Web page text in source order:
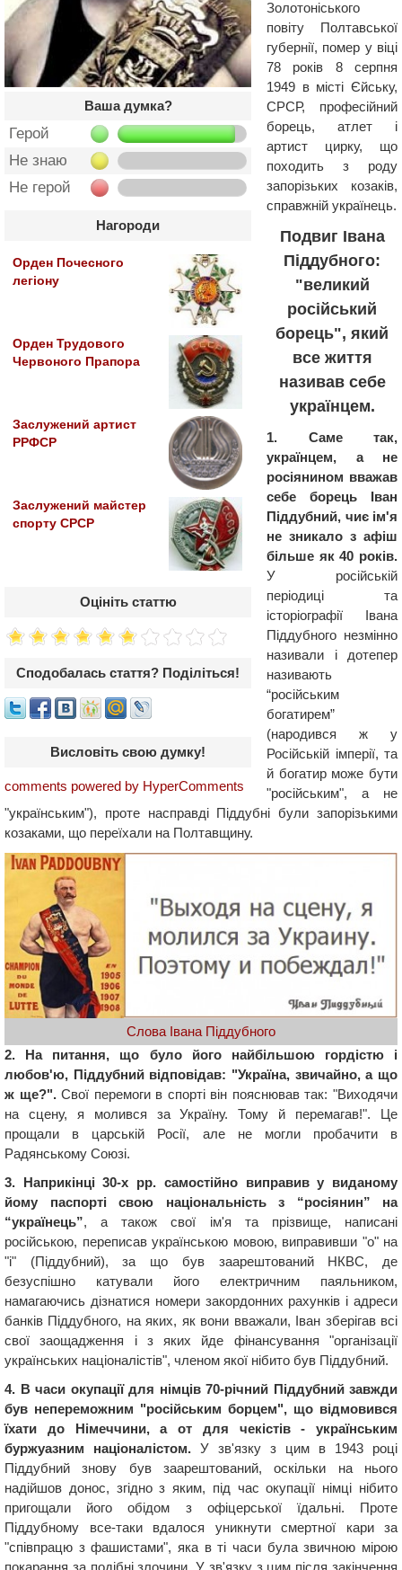
Ваша думка?
Герой
Не знаю
Не герой
Нагороди
Орден Почесного
легіону
Орден Трудового
Червоного Прапора
Заслужений артист
РРФСР
Заслужений майстер
спорту СРСР
Оцініть статтю
Сподобалась стаття? Поділіться!
Висловіть свою думку!
comments powered by HyperComments
Золотоніського
повіту Полтавської
губернії, помер у віці
78 років 8 серпня
1949 в місті Єйську,
СРСР, професійний
борець, атлет і
артист цирку, що
походить з роду
запорізьких козаків,
справжній українець.
Подвиг Івана
Піддубного:
"великий
російський
борець", який
все життя
називав себе
українцем.
1. Саме так,
українцем, а не
росіянином вважав
себе борець Іван
Піддубний, чиє ім'я
не зникало з афіш
більше як 40 років.
У російській
періодиці та
історіографії Івана
Піддубного незмінно
називали і дотепер
називають
“російським
богатирем”
(народився ж у
Російській імперії, та
й богатир може бути
"російським", а не
"українським"), проте насправді Піддубні були запорізькими
козаками, що переїхали на Полтавщину.
Слова Івана Піддубного
2. На питання, що було його найбільшою гордістю і
любов'ю, Піддубний відповідав: "Україна, звичайно, а що
ж ще?".Свої перемоги в спорті він пояснював так: "Виходячи
на сцену, я молився за Україну. Тому й перемагав!". Це
прощали в царській Росії, але не могли пробачити в
Радянському Союзі.
3. Наприкінці 30-х рр. самостійно виправив у виданому
йому паспорті свою національність з “росіянин” на
“українець”, а також свої ім'я та прізвище, написані
російською, переписав українською мовою, виправивши "о" на
"і" (Піддубний), за що був заарештований НКВС, де
безуспішно катували його електричним паяльником,
намагаючись дізнатися номери закордонних рахунків і адреси
банків Піддубного, на яких, як вони вважали, Іван зберігав всі
свої заощадження і з яких йде фінансування "організації
українських націоналістів", членом якої нібито був Піддубний.
4. В часи окупації для німців 70-річний Піддубний завжди
був непереможним "російським борцем", що відмовився
їхати до Німеччини, а от для чекістів - українським
буржуазним націоналістом. У зв'язку з цим в 1943 році
Піддубний знову був заарештований, оскільки на нього
надійшов донос, згідно з яким, під час окупації німці нібито
пригощали його обідом з офіцерської їдальні. Проте
Піддубному все-таки вдалося уникнути смертної кари за
"співпрацю з фашистами", яка в ті часи була звичною мірою